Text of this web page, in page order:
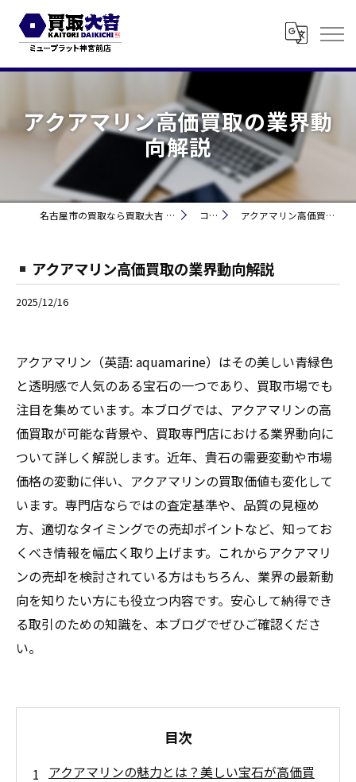
アクアマリン高価買取の業界動
向解説
名古屋市の買取なら買取大吉 ミュープラット神宮前 コラム アクアマリン高価買取の業界動向解説
アクアマリン高価買取の業界動向解説
2025/12/16
アクアマリン（英語: aquamarine）はその美しい青緑色
と透明感で人気のある宝石の一つであり、買取市場でも
注目を集めています。本ブログでは、アクアマリンの高
価買取が可能な背景や、買取専門店における業界動向に
ついて詳しく解説します。近年、貴石の需要変動や市場
価格の変動に伴い、アクアマリンの買取価値も変化して
います。専門店ならではの査定基準や、品質の見極め
方、適切なタイミングでの売却ポイントなど、知ってお
くべき情報を幅広く取り上げます。これからアクアマリ
ンの売却を検討されている方はもちろん、業界の最新動
向を知りたい方にも役立つ内容です。安心して納得でき
る取引のための知識を、本ブログでぜひご確認くださ
い。
目次
アクアマリンの魅力とは？美しい宝石が高価買